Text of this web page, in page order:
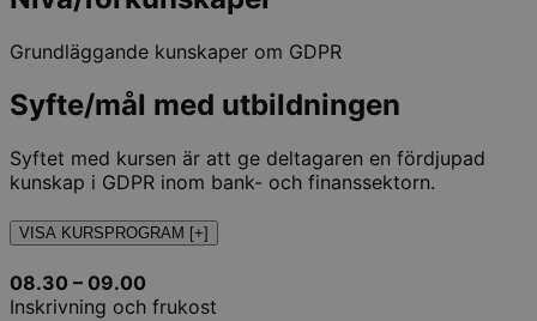
Grundläggande kunskaper om GDPR
Syfte/mål med utbildningen
Syftet med kursen är att ge deltagaren en fördjupad
kunskap i GDPR inom bank- och finanssektorn.
VISA KURSPROGRAM [+]
08.30 – 09.00
Inskrivning och frukost